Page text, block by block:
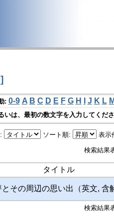
: 0-9 A B C D E F G H J K L M
いは、最初の数文字を入力してくだ
ソート順: 表示
検索結果
タイトル
その周辺の思い出（英文, 含
検索結果